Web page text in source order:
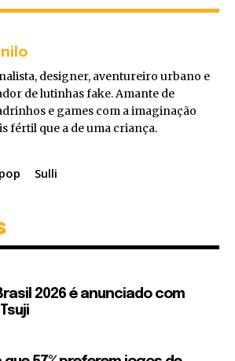
designer, aventureiro urbano e
de lutinhas fake. Amante de
e games com a imaginação
fértil que a de uma criança.
Sulli
2026 é anunciado com